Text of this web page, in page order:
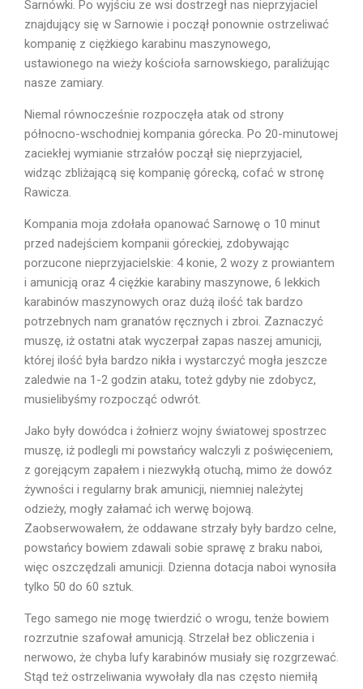
Sarnówki. Po wyjściu ze wsi dostrzegł nas nieprzyjaciel
znajdujący się w Sarnowie i począł ponownie ostrzeliwać
kompanię z ciężkiego karabinu maszynowego,
ustawionego na wieży kościoła sarnowskiego, paraliżując
nasze zamiary.
Niemal równocześnie rozpoczęła atak od strony
północno-wschodniej kompania górecka. Po 20-minutowej
zaciekłej wymianie strzałów począł się nieprzyjaciel,
widząc zbliżającą się kompanię górecką, cofać w stronę
Rawicza.
Kompania moja zdołała opanować Sarnowę o 10 minut
przed nadejściem kompanii góreckiej, zdobywając
porzucone nieprzyjacielskie: 4 konie, 2 wozy z prowiantem
i amunicją oraz 4 ciężkie karabiny maszynowe, 6 lekkich
karabinów maszynowych oraz dużą ilość tak bardzo
potrzebnych nam granatów ręcznych i zbroi. Zaznaczyć
muszę, iż ostatni atak wyczerpał zapas naszej amunicji,
której ilość była bardzo nikła i wystarczyć mogła jeszcze
zaledwie na 1-2 godzin ataku, toteż gdyby nie zdobycz,
musielibyśmy rozpocząć odwrót.
Jako były dowódca i żołnierz wojny światowej spostrzec
muszę, iż podlegli mi powstańcy walczyli z poświęceniem,
z gorejącym zapałem i niezwykłą otuchą, mi­mo że dowóz
żywności i regularny brak amunicji, niemniej należytej
odzieży, mogły załamać ich werwę bojową.
Zaobserwowałem, że oddawane strzały były bardzo celne,
powstańcy bowiem zdawali sobie sprawę z braku naboi,
więc oszczędzali amunicji. Dzienna dotacja naboi wynosiła
tylko 50 do 60 sztuk.
Tego samego nie mogę twierdzić o wrogu, tenże bowiem
rozrzutnie szafował amunicją. Strzelał bez obliczenia i
nerwowo, że chyba lufy karabinów musiały się rozgrzewać.
Stąd też ostrzeliwania wywołały dla nas często niemiłą